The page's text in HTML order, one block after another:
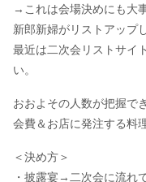
→これは会場決めにも大
新郎新婦がリストアップ
最近は二次会リストサイ
い。
おおよその人数が把握で
会費＆お店に発注する料
＜決め方＞
・披露宴→二次会に流れ